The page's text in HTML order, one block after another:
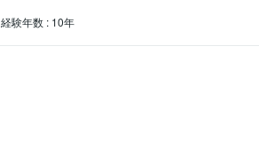
経験年数 : 10年